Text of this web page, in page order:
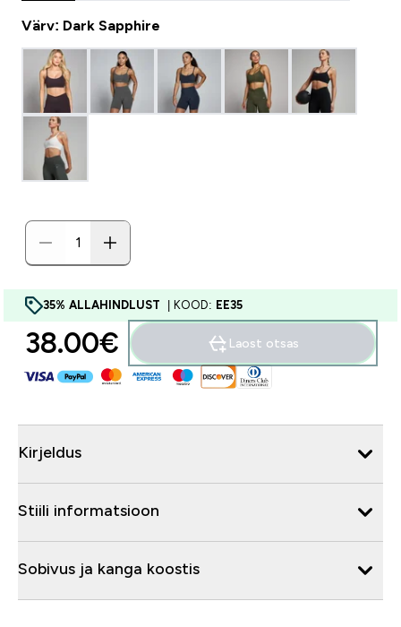
Värv: Dark Sapphire
35% ALLAHINDLUST | KOOD: EE35
38.00€‎ Laost otsas
Kirjeldus
Stiili informatsioon
Sobivus ja kanga koostis